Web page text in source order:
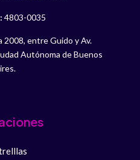
4803-0035
2008, entre Guido y Av.
Autónoma de Buenos